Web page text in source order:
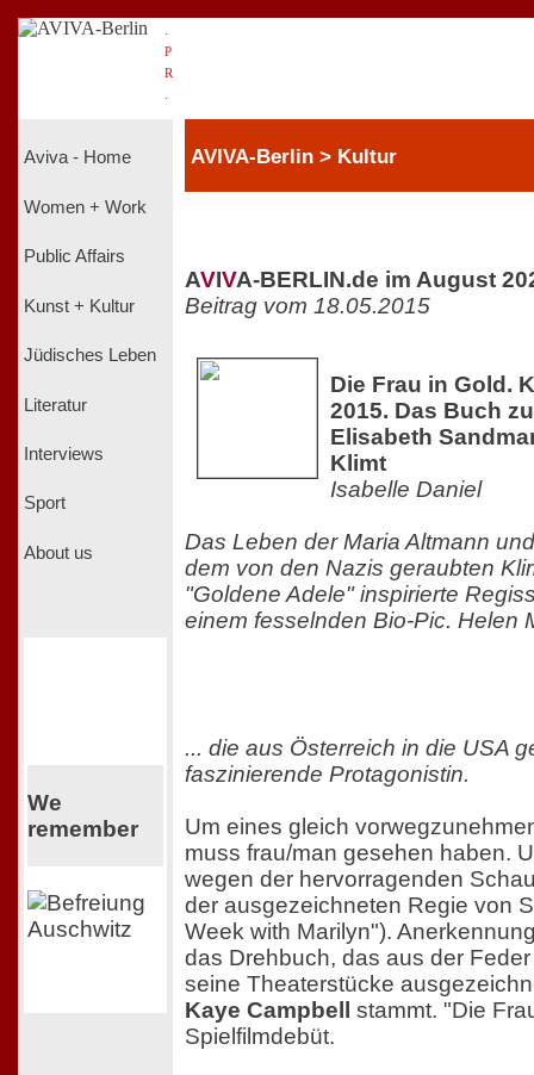
P
R
Aviva - Home
Women + Work
Public Affairs
Kunst + Kultur
Jüdisches Leben
Literatur
Interviews
Sport
About us
We
remember
AVIVA-Berlin > Kultur
AVIVA-BERLIN.de im August
Beitrag vom 18.05.2015
Die Frau in Gold.
2015. Das Buch
Elisabeth
Klimt
Isabelle Daniel
Das Leben der Maria Altmann
dem von den Nazis geraubten
"Goldene Adele" inspirierte
einem fesselnden Bio-Pic. Helen
... die aus Österreich in die USA
faszinierende Protagonistin.
Um eines gleich
muss frau/man gesehen haben.
wegen der hervorragenden
der ausgezeichneten Regie von
Week with Marilyn").
das Drehbuch, das aus der
seine Theaterstücke
Kaye Campbell
stammt. "Die
Spielfilmdebüt.